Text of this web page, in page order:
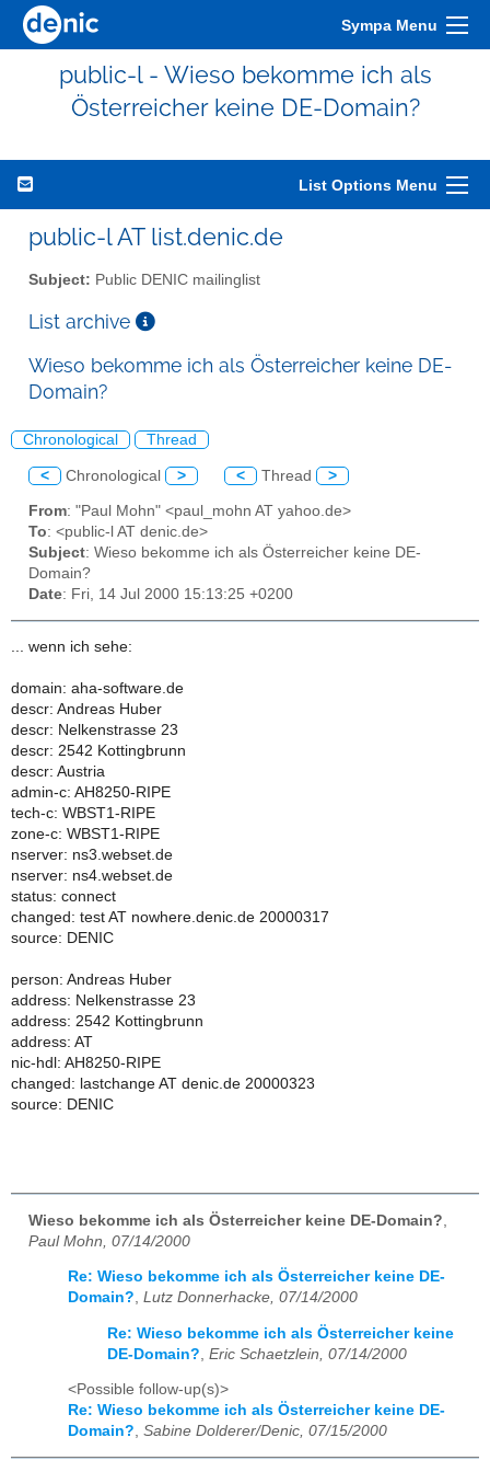
Sympa Menu
public-l - Wieso bekomme ich als
Österreicher keine DE-Domain?
List Options Menu
public-l AT list.denic.de
Subject: Public DENIC mailinglist
List archive
Wieso bekomme ich als Österreicher keine DE-
Domain?
Chronological Thread
< Chronological > < Thread >
From: "Paul Mohn" <paul_mohn AT yahoo.de>
To: <public-l AT denic.de>
Subject: Wieso bekomme ich als Österreicher keine DE-
Domain?
Date: Fri, 14 Jul 2000 15:13:25 +0200
... wenn ich sehe:
domain: aha-software.de
descr: Andreas Huber
descr: Nelkenstrasse 23
descr: 2542 Kottingbrunn
descr: Austria
admin-c: AH8250-RIPE
tech-c: WBST1-RIPE
zone-c: WBST1-RIPE
nserver: ns3.webset.de
nserver: ns4.webset.de
status: connect
changed: test AT nowhere.denic.de 20000317
source: DENIC
person: Andreas Huber
address: Nelkenstrasse 23
address: 2542 Kottingbrunn
address: AT
nic-hdl: AH8250-RIPE
changed: lastchange AT denic.de 20000323
source: DENIC
Wieso bekomme ich als Österreicher keine DE-Domain?
Paul Mohn, 07/14/2000
Re: Wieso bekomme ich als Österreicher keine DE-
Domain?, Lutz Donnerhacke, 07/14/2000
Re: Wieso bekomme ich als Österreicher keine
DE-Domain? Eric Schaetzlein, 07/14/2000
<Possible follow-up(s)>
Re: Wieso bekomme ich als Österreicher keine DE-
Domain?, Sabine Dolderer/Denic, 07/15/2000